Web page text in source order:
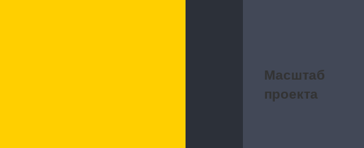
Характеристики
Масштаб
проекта